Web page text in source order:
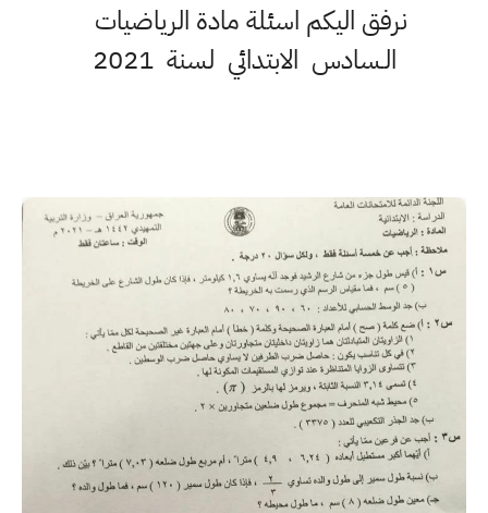
نرفق اليكم اسئلة مادة الرياضيات
الـسادس الابتدائي لسنة 2021